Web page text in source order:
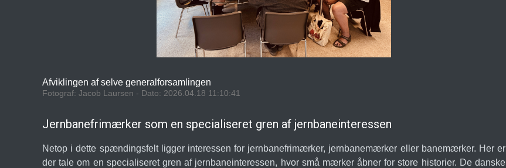
Afviklingen af selve generalforsamlingen
Fotograf: Jacob Laursen - Dato: 2026.04.18 11:10:41
Jernbanefrimærker som en specialiseret gren af jernbaneinteressen
Netop i dette spændingsfelt ligger interessen for jernbanefrimærker, jernbanemærker eller banemærker. Her er
der tale om en specialiseret gren af jernbaneinteressen, hvor små mærker åbner for store historier. De danske